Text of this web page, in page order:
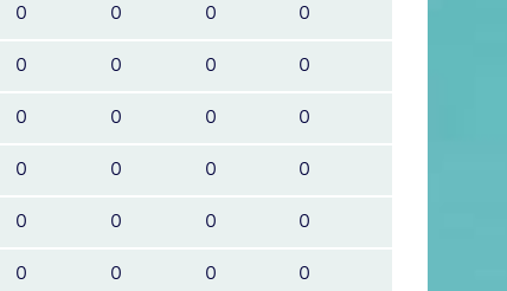
0 0 0 0
0 0 0 0
0 0 0 0
0 0 0 0
0 0 0 0
0 0 0 0